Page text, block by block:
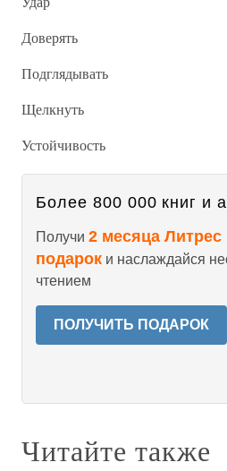
Доверять
Подглядывать
Щелкнуть
Устойчивость
Более 800 000 книг и
Получи 2 месяца
подарок и наслаждайся
чтением
ПОЛУЧИТЬ ПОДАРОК
Читайте также